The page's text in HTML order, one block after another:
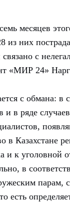
месяцев
из них
с
«МИР 24»
с обмана:
и в ряде
в Казахстане
к уголовной
в
парам,
есть